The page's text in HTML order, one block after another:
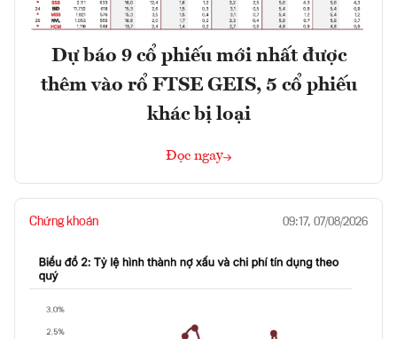
Dự báo 9 cổ phiếu mới nhất được
thêm vào rổ FTSE GEIS, 5 cổ phiếu
khác bị loại
Đọc ngay
Chứng khoán 09:17, 07/08/2026